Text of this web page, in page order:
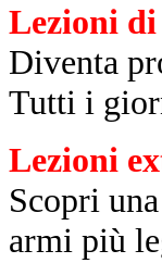
Lezioni di
Diventa
Tutti i
Lezioni
Scopri
armi più